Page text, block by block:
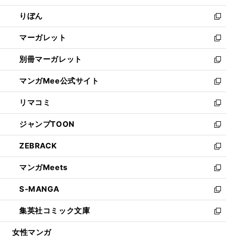
開
く
ウ
で
開
く
ン
ド
ウ
で
開
く
ウ
ィ
ン
ド
ウ
で
開
く
りぼん
新
し
い
ウ
ィ
ン
ド
ウ
で
開
く
マーガレット
新
し
い
ウ
ィ
ン
ド
ウ
で
開
く
別冊マーガレット
新
し
い
ウ
ィ
ン
ド
ウ
で
開
く
マンガMee公式サイト
新
し
い
ウ
ィ
ン
ド
ウ
で
開
く
リマコミ
新
し
い
ウ
ィ
ン
ド
ウ
で
開
く
ジャンプTOON
新
し
い
ウ
ィ
ン
ド
ウ
で
開
ZEBRACK
新
し
い
ウ
ィ
ン
ド
ウ
マンガMeets
新
し
い
ウ
ィ
ン
S-MANGA
新
し
い
ウ
集英社コミック文庫
新
し
女性マンガ